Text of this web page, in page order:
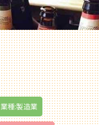
業種:製造業